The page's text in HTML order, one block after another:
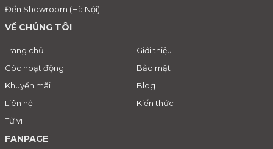
Đến Showroom (Hà Nội)
VỀ CHÚNG TÔI
Trang chủ
Giới thiệu
Góc hoạt động
Bảo mật
Khuyến mãi
Blog
Liên hệ
Kiến thức
Tử vi
FANPAGE